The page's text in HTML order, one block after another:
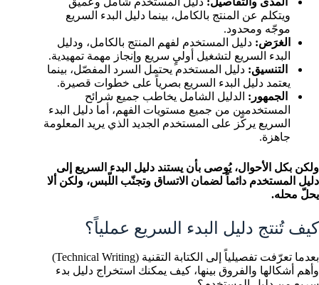
ويتكلم عن المنتج بالكامل، بينما دليل البدء السريع
موجّه ومحدود.
الغرَض: دليل المستخدم لفهم المنتج بالكامل، ودليل
البدء السريع لتشغيل أوليٍ سريع وإنجاز مهمة تمهيدية.
التنسيق: دليل المستخدم يحتمل السرد المفصّل، بينما
يعتمد دليل البدء السريع بصرياً على خطوات قصيرة.
الجمهور: الدليل الشامل يخاطب جميع شرائح
المستخدمين من جميع مستويات الفهم، أما دليل البدء
السريع يركّز على المستخدم الجديد الذي يريد المعلومة
جاهزة.
ولكن بكل الأحوال، يُوصى بأن يستند دليل البدء السريع إلى
دليل المستخدم دائماً لضمان الاتساق وتجنّب اللّبس، ولكن ألا
يحلّ محله.
كيف تُنتج دليل البدء السريع عملياً؟
بعدما تعرّفت تفصيلياً إلى الكتابة التقنية (Technical Writing)
وأهم أشكالها والفروق بينها، كيف يمكنك استخراج دليل بدء